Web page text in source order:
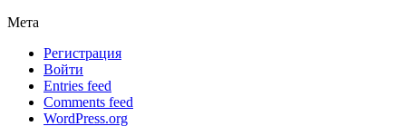
Мета
Регистрация
Войти
Entries feed
Comments feed
WordPress.org